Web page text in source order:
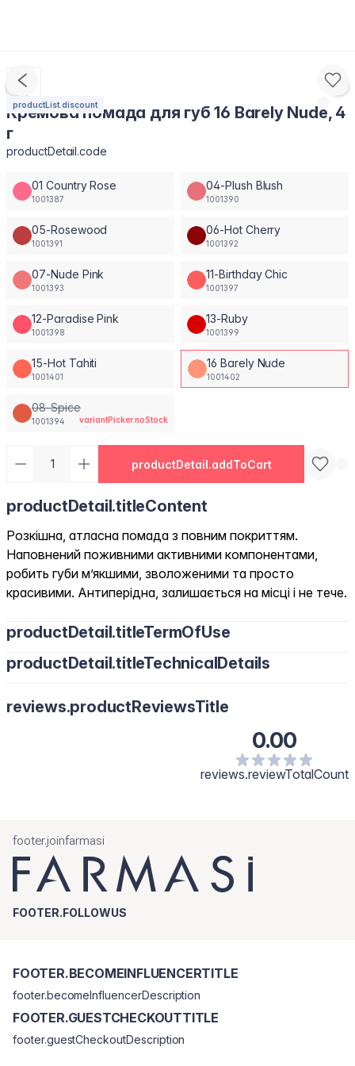
productList.discount
Кремова помада для губ 16 Barely Nude, 4
г
productDetail.code
01 Country Rose
1001387
04-Plush Blush
1001390
05-Rosewood
1001391
06-Hot Cherry
1001392
07-Nude Pink
1001393
11-Birthday Chic
1001397
12-Paradise Pink
1001398
13-Ruby
1001399
15-Hot Tahiti
1001401
16 Barely Nude
1001402
08-Spice
1001394 variantPicker.noStock
productDetail.addToCart
productDetail.titleContent
Розкішна, атласна помада з повним покриттям.
Наповнений поживними активними компонентами,
робить губи м’якшими, зволоженими та просто
красивими. Антиперідна, залишається на місці і не тече.
productDetail.titleTermOfUse
productDetail.titleTechnicalDetails
reviews.productReviewsTitle
0.00
reviews.reviewTotalCount
footer.joinfarmasi
FOOTER.FOLLOWUS
FOOTER.BECOMEINFLUENCERTITLE
footer.becomeInfluencerDescription
FOOTER.GUESTCHECKOUTTITLE
footer.guestCheckoutDescription